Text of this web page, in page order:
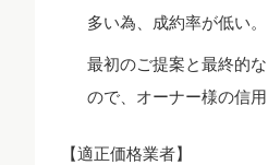
多い為、成約率が低い。
最初のご提案と最終的
ので、オーナー様の信用
【適正価格業者】